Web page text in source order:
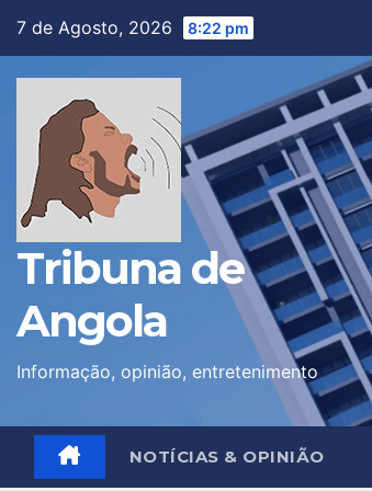
7 de Agosto, 2026 8:22 pm
Tribuna de
Angola
Informação, opinião, entretenimento
NOTÍCIAS & OPINIÃO